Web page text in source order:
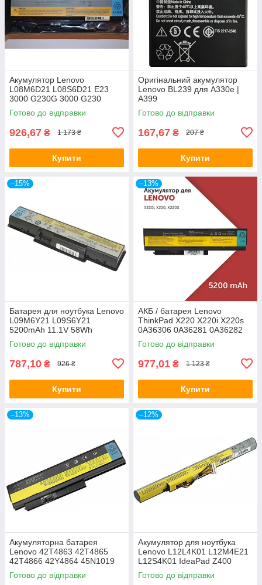
Акумулятор Lenovo
L08M6D21 L08S6D21 E23
3000 G230G 3000 G230
Готово до відправки
926,67 ₴ 1 173 ₴
Купити
Оригінальний акумулятор
Lenovo BL239 для A330e |
A399
Готово до відправки
167,67 ₴ 207 ₴
Купити
–15%
Батарея для ноутбука Lenovo
L09M6Y21 L09S6Y21
5200mAh 11.1V 58Wh
IdeaPad B450 B450A B450L
Готово до відправки
787,10 ₴ 926 ₴
Купити
–13%
АКБ / батарея Lenovo
ThinkPad X220 X220i X220s
0A36306 0A36281 0A36282
0A36283 42T4861 42T4862
Готово до відправки
977,01 ₴ 1 123 ₴
Купити
–13%
Акумуляторна батарея
Lenovo 42T4863 42T4865
42T4866 42Y4864 45N1019
ThinkPad X220 X220i (LG/
SAMSUNG/ SANYO)
Готово до відправки
–12%
Акумулятор для ноутбука
Lenovo L12L4K01 L12M4E21
L12S4K01 IdeaPad Z400
Z410 Z500 Z500A Z505 Z510
P400 P500, 14.4V, 2600mAh
Готово до відправки